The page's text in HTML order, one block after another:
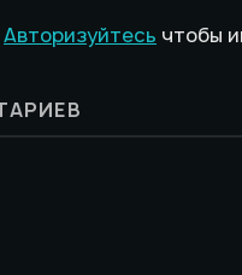
Авторизуйтесь чтобы